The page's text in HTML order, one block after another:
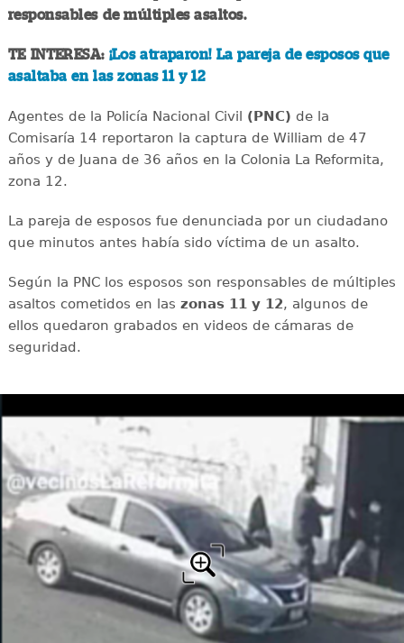
responsables de múltiples asaltos.
TE INTERESA:¡Los atraparon! La pareja de esposos que
asaltaba en las zonas 11 y 12
Agentes de la Policía Nacional Civil (PNC) de la
Comisaría 14 reportaron la captura de William de 47
años y de Juana de 36 años en la Colonia La Reformita,
zona 12.
La pareja de esposos fue denunciada por un ciudadano
que minutos antes había sido víctima de un asalto.
Según la PNC los esposos son responsables de múltiples
asaltos cometidos en las zonas 11 y 12, algunos de
ellos quedaron grabados en videos de cámaras de
seguridad.